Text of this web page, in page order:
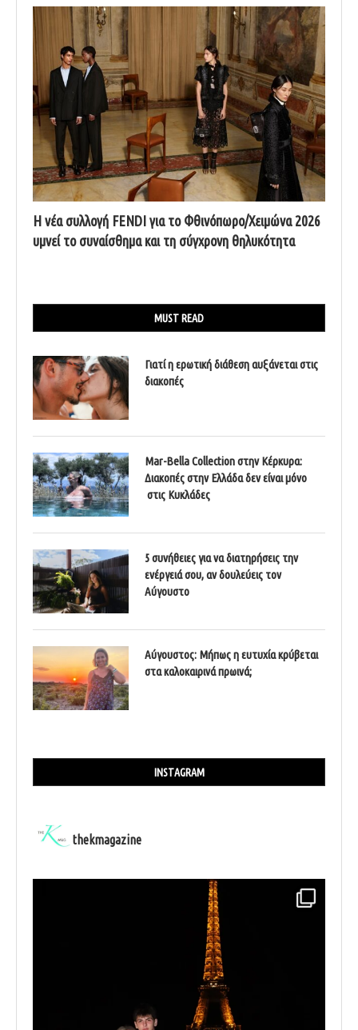
Η νέα συλλογή FENDI για το Φθινόπωρο/Χειμώνα 2026
υμνεί το συναίσθημα και τη σύγχρονη θηλυκότητα
MUST READ
Γιατί η ερωτική διάθεση αυξάνεται στις
διακοπές
Mar-Bella Collection στην Κέρκυρα:
Διακοπές στην Ελλάδα δεν είναι μόνο
στις Κυκλάδες
5 συνήθειες για να διατηρήσεις την
ενέργειά σου, αν δουλεύεις τον
Αύγουστο
Αύγουστος: Μήπως η ευτυχία κρύβεται
στα καλοκαιρινά πρωινά;
INSTAGRAM
thekmagazine